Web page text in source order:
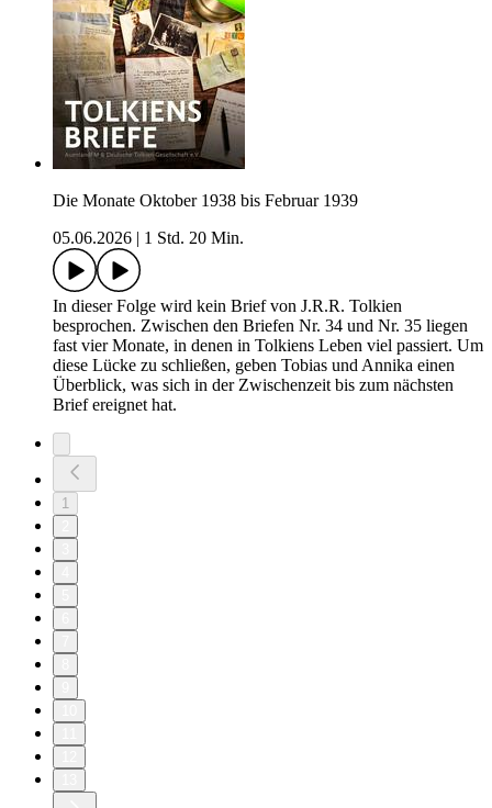
Die Monate Oktober 1938 bis Februar 1939
05.06.2026
1 Std. 20 Min.
In dieser Folge wird kein Brief von J.R.R. Tolkien
besprochen. Zwischen den Briefen Nr. 34 und Nr. 35 liegen
fast vier Monate, in denen in Tolkiens Leben viel passiert. Um
diese Lücke zu schließen, geben Tobias und Annika einen
Überblick, was sich in der Zwischenzeit bis zum nächsten
Brief ereignet hat.
1